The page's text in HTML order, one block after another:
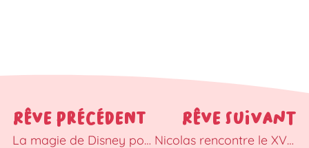
RÊVE PRÉCÉDENT
La magie de Disney pour Mélvina et Keren
RÊVE SUIVANT
Nicolas rencontre le XV de France